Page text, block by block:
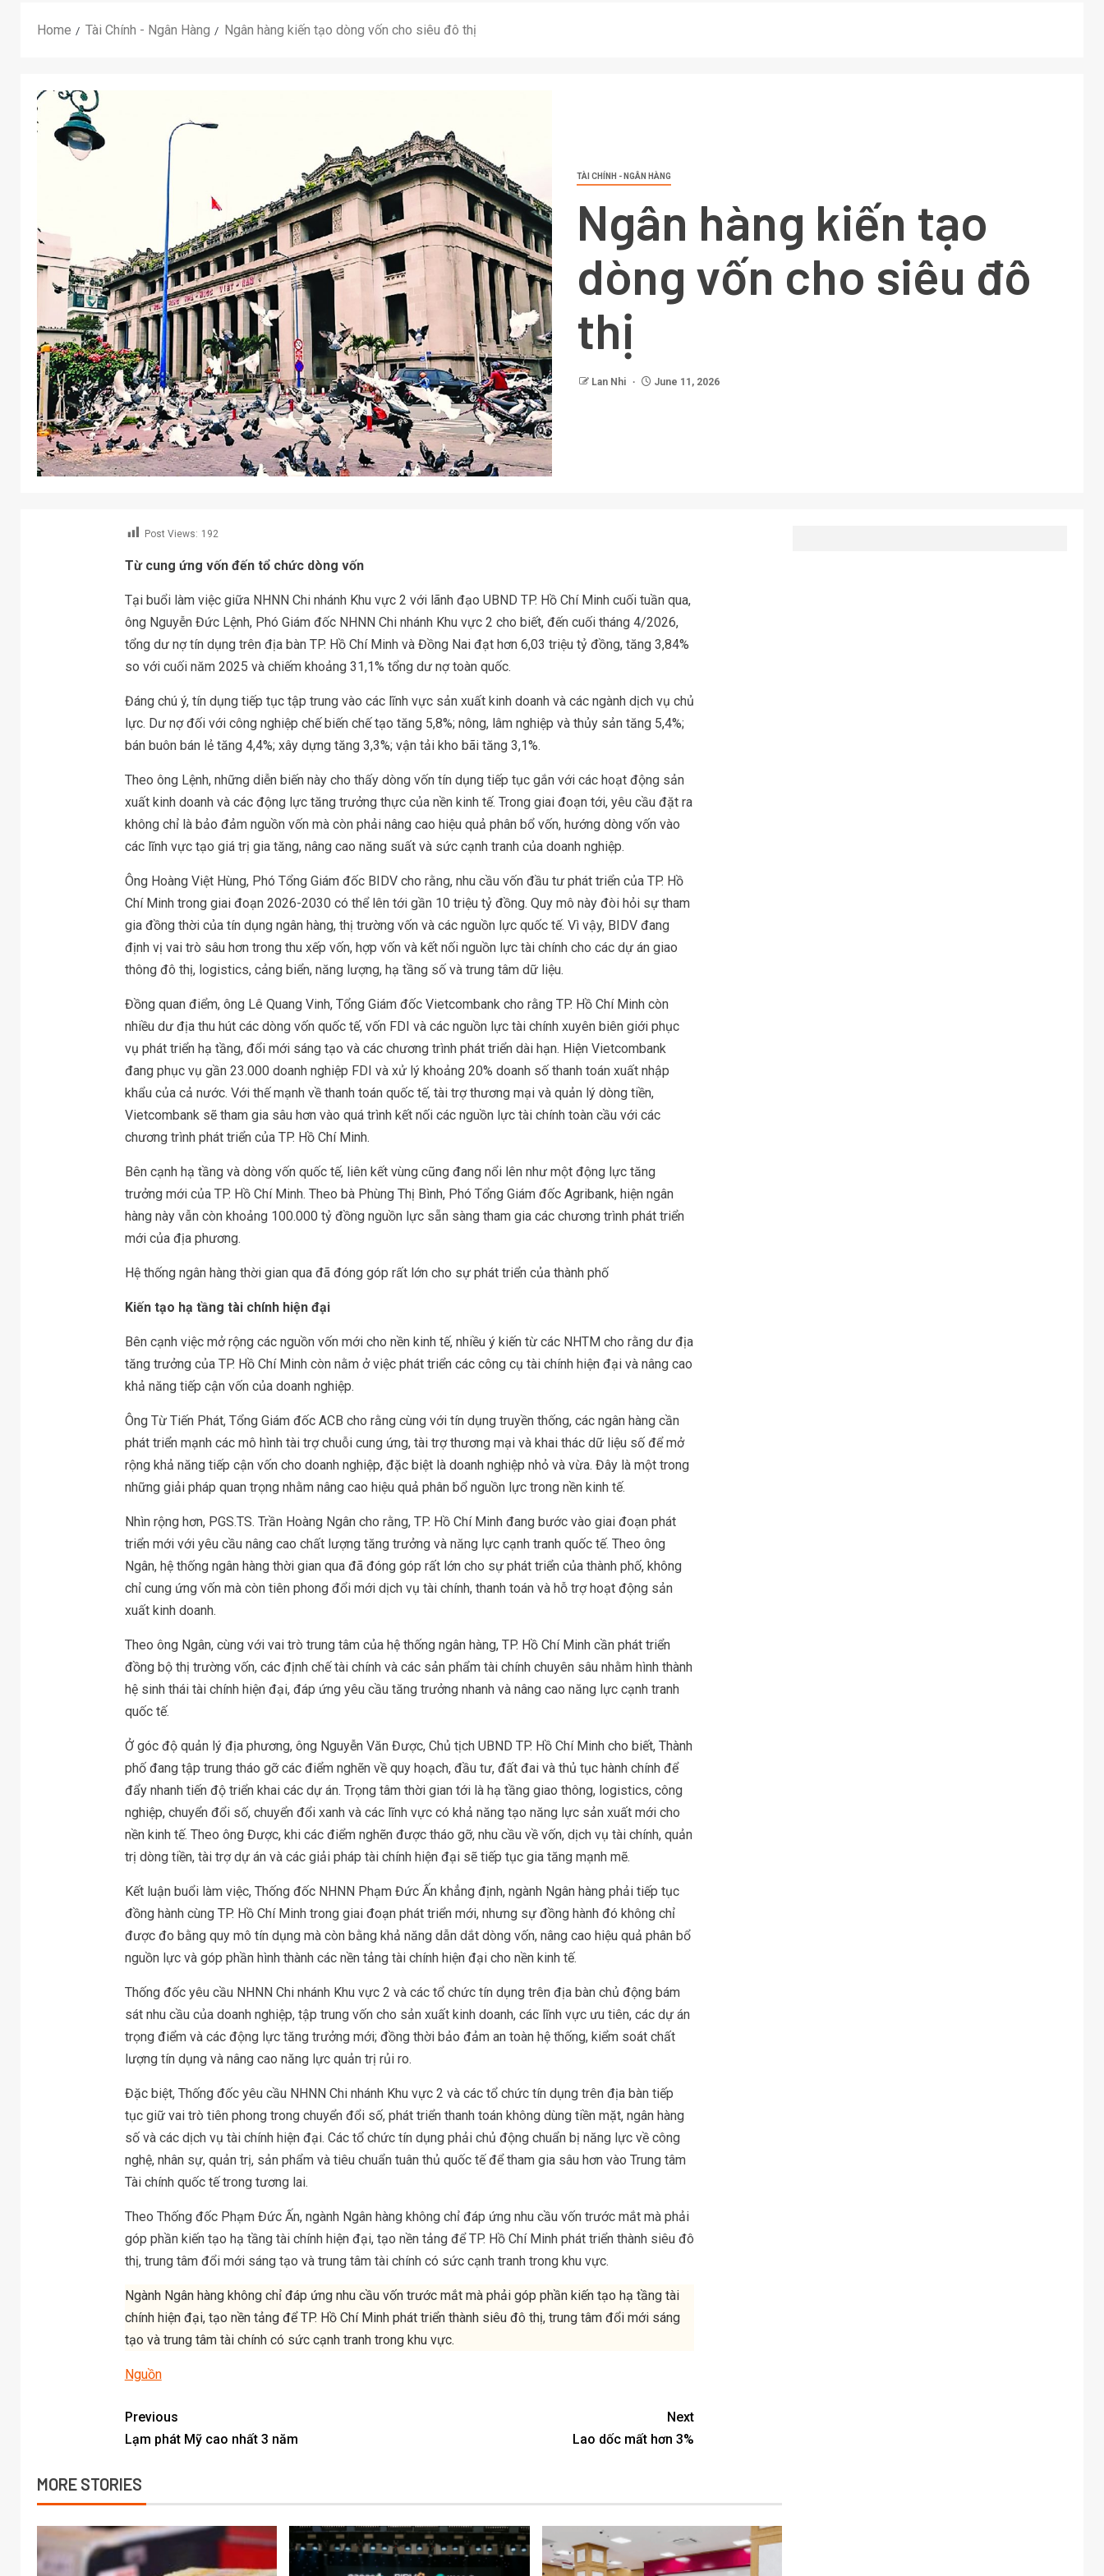
Home Tài Chính - Ngân Hàng Ngân hàng kiến tạo dòng vốn cho siêu đô thị
TÀI CHÍNH - NGÂN HÀNG
Ngân hàng kiến tạo
dòng vốn cho siêu đô
thị
Lan Nhi June 11, 2026
Post Views: 192
Từ cung ứng vốn đến tổ chức dòng vốn
Tại buổi làm việc giữa NHNN Chi nhánh Khu vực 2 với lãnh đạo UBND TP. Hồ Chí Minh cuối tuần qua,
ông Nguyễn Đức Lệnh, Phó Giám đốc NHNN Chi nhánh Khu vực 2 cho biết, đến cuối tháng 4/2026,
tổng dư nợ tín dụng trên địa bàn TP. Hồ Chí Minh và Đồng Nai đạt hơn 6,03 triệu tỷ đồng, tăng 3,84%
so với cuối năm 2025 và chiếm khoảng 31,1% tổng dư nợ toàn quốc.
Đáng chú ý, tín dụng tiếp tục tập trung vào các lĩnh vực sản xuất kinh doanh và các ngành dịch vụ chủ
lực. Dư nợ đối với công nghiệp chế biến chế tạo tăng 5,8%; nông, lâm nghiệp và thủy sản tăng 5,4%;
bán buôn bán lẻ tăng 4,4%; xây dựng tăng 3,3%; vận tải kho bãi tăng 3,1%.
Theo ông Lệnh, những diễn biến này cho thấy dòng vốn tín dụng tiếp tục gắn với các hoạt động sản
xuất kinh doanh và các động lực tăng trưởng thực của nền kinh tế. Trong giai đoạn tới, yêu cầu đặt ra
không chỉ là bảo đảm nguồn vốn mà còn phải nâng cao hiệu quả phân bổ vốn, hướng dòng vốn vào
các lĩnh vực tạo giá trị gia tăng, nâng cao năng suất và sức cạnh tranh của doanh nghiệp.
Ông Hoàng Việt Hùng, Phó Tổng Giám đốc BIDV cho rằng, nhu cầu vốn đầu tư phát triển của TP. Hồ
Chí Minh trong giai đoạn 2026-2030 có thể lên tới gần 10 triệu tỷ đồng. Quy mô này đòi hỏi sự tham
gia đồng thời của tín dụng ngân hàng, thị trường vốn và các nguồn lực quốc tế. Vì vậy, BIDV đang
định vị vai trò sâu hơn trong thu xếp vốn, hợp vốn và kết nối nguồn lực tài chính cho các dự án giao
thông đô thị, logistics, cảng biển, năng lượng, hạ tầng số và trung tâm dữ liệu.
Đồng quan điểm, ông Lê Quang Vinh, Tổng Giám đốc Vietcombank cho rằng TP. Hồ Chí Minh còn
nhiều dư địa thu hút các dòng vốn quốc tế, vốn FDI và các nguồn lực tài chính xuyên biên giới phục
vụ phát triển hạ tầng, đổi mới sáng tạo và các chương trình phát triển dài hạn. Hiện Vietcombank
đang phục vụ gần 23.000 doanh nghiệp FDI và xử lý khoảng 20% doanh số thanh toán xuất nhập
khẩu của cả nước. Với thế mạnh về thanh toán quốc tế, tài trợ thương mại và quản lý dòng tiền,
Vietcombank sẽ tham gia sâu hơn vào quá trình kết nối các nguồn lực tài chính toàn cầu với các
chương trình phát triển của TP. Hồ Chí Minh.
Bên cạnh hạ tầng và dòng vốn quốc tế, liên kết vùng cũng đang nổi lên như một động lực tăng
trưởng mới của TP. Hồ Chí Minh. Theo bà Phùng Thị Bình, Phó Tổng Giám đốc Agribank, hiện ngân
hàng này vẫn còn khoảng 100.000 tỷ đồng nguồn lực sẵn sàng tham gia các chương trình phát triển
mới của địa phương.
Hệ thống ngân hàng thời gian qua đã đóng góp rất lớn cho sự phát triển của thành phố
Kiến tạo hạ tầng tài chính hiện đại
Bên cạnh việc mở rộng các nguồn vốn mới cho nền kinh tế, nhiều ý kiến từ các NHTM cho rằng dư địa
tăng trưởng của TP. Hồ Chí Minh còn nằm ở việc phát triển các công cụ tài chính hiện đại và nâng cao
khả năng tiếp cận vốn của doanh nghiệp.
Ông Từ Tiến Phát, Tổng Giám đốc ACB cho rằng cùng với tín dụng truyền thống, các ngân hàng cần
phát triển mạnh các mô hình tài trợ chuỗi cung ứng, tài trợ thương mại và khai thác dữ liệu số để mở
rộng khả năng tiếp cận vốn cho doanh nghiệp, đặc biệt là doanh nghiệp nhỏ và vừa. Đây là một trong
những giải pháp quan trọng nhằm nâng cao hiệu quả phân bổ nguồn lực trong nền kinh tế.
Nhìn rộng hơn, PGS.TS. Trần Hoàng Ngân cho rằng, TP. Hồ Chí Minh đang bước vào giai đoạn phát
triển mới với yêu cầu nâng cao chất lượng tăng trưởng và năng lực cạnh tranh quốc tế. Theo ông
Ngân, hệ thống ngân hàng thời gian qua đã đóng góp rất lớn cho sự phát triển của thành phố, không
chỉ cung ứng vốn mà còn tiên phong đổi mới dịch vụ tài chính, thanh toán và hỗ trợ hoạt động sản
xuất kinh doanh.
Theo ông Ngân, cùng với vai trò trung tâm của hệ thống ngân hàng, TP. Hồ Chí Minh cần phát triển
đồng bộ thị trường vốn, các định chế tài chính và các sản phẩm tài chính chuyên sâu nhằm hình thành
hệ sinh thái tài chính hiện đại, đáp ứng yêu cầu tăng trưởng nhanh và nâng cao năng lực cạnh tranh
quốc tế.
Ở góc độ quản lý địa phương, ông Nguyễn Văn Được, Chủ tịch UBND TP. Hồ Chí Minh cho biết, Thành
phố đang tập trung tháo gỡ các điểm nghẽn về quy hoạch, đầu tư, đất đai và thủ tục hành chính để
đẩy nhanh tiến độ triển khai các dự án. Trọng tâm thời gian tới là hạ tầng giao thông, logistics, công
nghiệp, chuyển đổi số, chuyển đổi xanh và các lĩnh vực có khả năng tạo năng lực sản xuất mới cho
nền kinh tế. Theo ông Được, khi các điểm nghẽn được tháo gỡ, nhu cầu về vốn, dịch vụ tài chính, quản
trị dòng tiền, tài trợ dự án và các giải pháp tài chính hiện đại sẽ tiếp tục gia tăng mạnh mẽ.
Kết luận buổi làm việc, Thống đốc NHNN Phạm Đức Ấn khẳng định, ngành Ngân hàng phải tiếp tục
đồng hành cùng TP. Hồ Chí Minh trong giai đoạn phát triển mới, nhưng sự đồng hành đó không chỉ
được đo bằng quy mô tín dụng mà còn bằng khả năng dẫn dắt dòng vốn, nâng cao hiệu quả phân bổ
nguồn lực và góp phần hình thành các nền tảng tài chính hiện đại cho nền kinh tế.
Thống đốc yêu cầu NHNN Chi nhánh Khu vực 2 và các tổ chức tín dụng trên địa bàn chủ động bám
sát nhu cầu của doanh nghiệp, tập trung vốn cho sản xuất kinh doanh, các lĩnh vực ưu tiên, các dự án
trọng điểm và các động lực tăng trưởng mới; đồng thời bảo đảm an toàn hệ thống, kiểm soát chất
lượng tín dụng và nâng cao năng lực quản trị rủi ro.
Đặc biệt, Thống đốc yêu cầu NHNN Chi nhánh Khu vực 2 và các tổ chức tín dụng trên địa bàn tiếp
tục giữ vai trò tiên phong trong chuyển đổi số, phát triển thanh toán không dùng tiền mặt, ngân hàng
số và các dịch vụ tài chính hiện đại. Các tổ chức tín dụng phải chủ động chuẩn bị năng lực về công
nghệ, nhân sự, quản trị, sản phẩm và tiêu chuẩn tuân thủ quốc tế để tham gia sâu hơn vào Trung tâm
Tài chính quốc tế trong tương lai.
Theo Thống đốc Phạm Đức Ấn, ngành Ngân hàng không chỉ đáp ứng nhu cầu vốn trước mắt mà phải
góp phần kiến tạo hạ tầng tài chính hiện đại, tạo nền tảng để TP. Hồ Chí Minh phát triển thành siêu đô
thị, trung tâm đổi mới sáng tạo và trung tâm tài chính có sức cạnh tranh trong khu vực.
Ngành Ngân hàng không chỉ đáp ứng nhu cầu vốn trước mắt mà phải góp phần kiến tạo hạ tầng tài
chính hiện đại, tạo nền tảng để TP. Hồ Chí Minh phát triển thành siêu đô thị, trung tâm đổi mới sáng
tạo và trung tâm tài chính có sức cạnh tranh trong khu vực.
Nguồn
Previous
Lạm phát Mỹ cao nhất 3 năm
Next
Lao dốc mất hơn 3%
MORE STORIES